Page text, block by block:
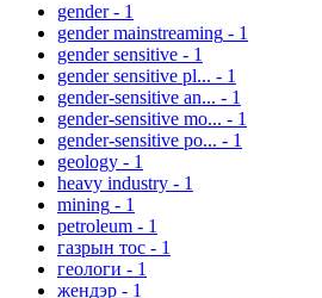
gender - 1
gender mainstreaming - 1
gender sensitive - 1
gender sensitive pl... - 1
gender-sensitive an... - 1
gender-sensitive mo... - 1
gender-sensitive po... - 1
geology - 1
heavy industry - 1
mining - 1
petroleum - 1
газрын тос - 1
геологи - 1
жендэр - 1